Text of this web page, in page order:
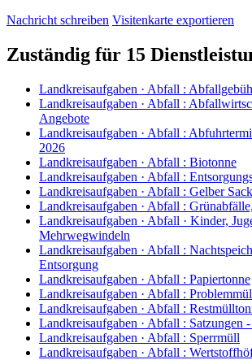
Nachricht schreiben Visitenkarte exportieren
Zuständig für 15
Landkreisaufgaben · Abfall :
Landkreisaufgaben · Abfall :
Angebote
Landkreisaufgaben · Abfall :
2026
Landkreisaufgaben · Abfall : Biotonne
Landkreisaufgaben · Abfall :
Landkreisaufgaben · Abfall : Gelber Sack
Landkreisaufgaben · Abfall :
Landkreisaufgaben · Abfall · Kinder,
Mehrwegwindeln
Landkreisaufgaben · Abfall :
Entsorgung
Landkreisaufgaben · Abfall : Papiertonne
Landkreisaufgaben · Abfall :
Landkreisaufgaben · Abfall :
Landkreisaufgaben · Abfall : Satzungen
Landkreisaufgaben · Abfall : Sperrmüll
Landkreisaufgaben · Abfall :